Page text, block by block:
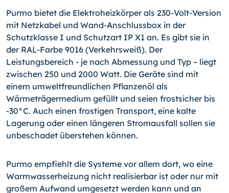
Purmo bietet die Elektroheizkörper als 230-Volt-Version
mit Netzkabel und Wand-Anschlussbox in der
Schutzklasse I und Schutzart IP X1 an. Es gibt sie in
der RAL-Farbe 9016 (Ver­kehrsweiß). Der
Leistungsbereich - je nach Abmessung und Typ – liegt
zwischen 250 und 2000 Watt. Die Geräte sind mit
einem umweltfreundlichen Pflanzenöl als
Wärmeträgermedium gefüllt und seien frostsicher bis
-30°C. Auch einen frostigen Transport, eine kalte
Lagerung oder einen längeren Stromaus­fall sollen sie
unbeschadet überstehen können.
Purmo empfiehlt die Systeme vor allem dort, wo eine
Warm­wasserheizung nicht realisierbar ist oder nur mit
großem Auf­wand umgesetzt werden kann und an